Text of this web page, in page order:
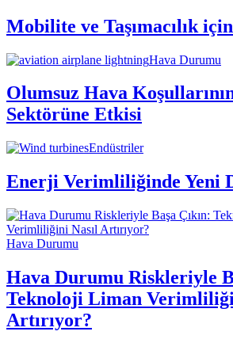
Mobilite ve Taşımacılık
Hava Durumu
Olumsuz Hava
Sektörüne Etkisi
Endüstriler
Enerji Verimliliğinde Yeni
Hava Durumu
Hava Durumu Riskleriyle
Teknoloji Liman
Artırıyor?